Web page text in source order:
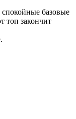
базовые
топ закончит